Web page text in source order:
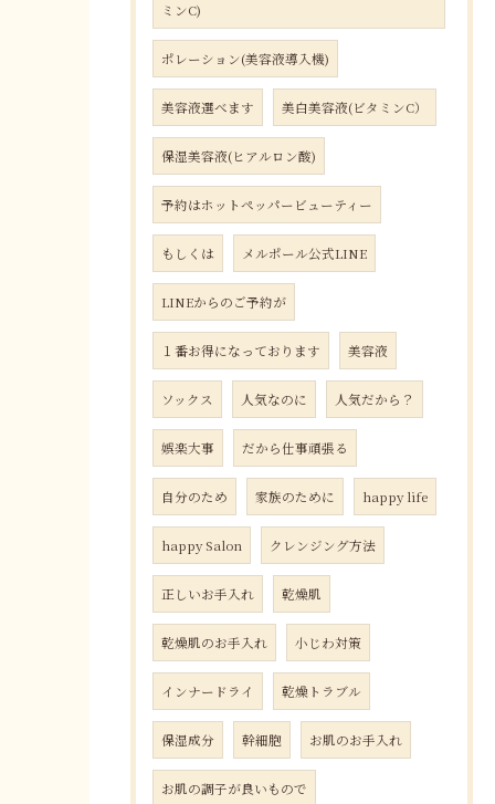
ミンC)
ポレーション(美容液導入機)
美容液選べます 美白美容液(ビタミンC）
保湿美容液(ヒアルロン酸)
予約はホットペッパービューティー
もしくは メルポール公式LINE
LINEからのご予約が
１番お得になっております 美容液
ソックス 人気なのに 人気だから？
娯楽大事 だから仕事頑張る
自分のため 家族のために happy life
happy Salon クレンジング方法
正しいお手入れ 乾燥肌
乾燥肌のお手入れ 小じわ対策
インナードライ 乾燥トラブル
保湿成分 幹細胞 お肌のお手入れ
お肌の調子が良いもので